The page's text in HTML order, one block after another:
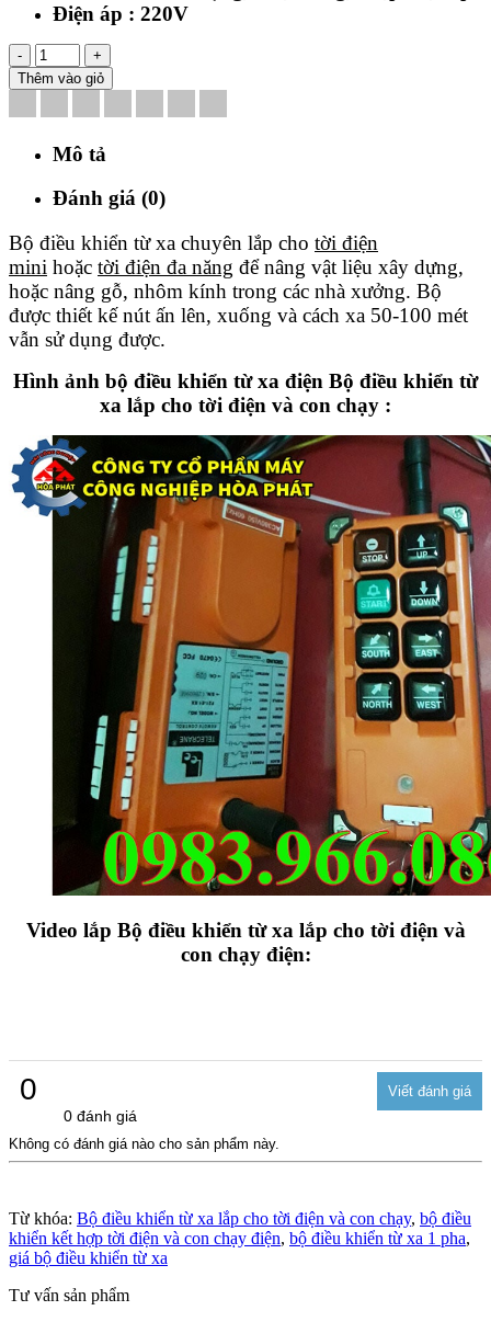
Điện áp : 220V
-
+
Thêm vào giỏ
Mô tả
Đánh giá (0)
Bộ điều khiển từ xa chuyên lắp cho tời điện
mini hoặc tời điện đa năng để nâng vật liệu xây dựng,
hoặc nâng gỗ, nhôm kính trong các nhà xưởng. Bộ
được thiết kế nút ấn lên, xuống và cách xa 50-100 mét
vẫn sử dụng được.
Hình ảnh bộ điều khiển từ xa điện Bộ điều khiển từ
xa lắp cho tời điện và con chạy :
Video lắp Bộ điều khiển từ xa lắp cho tời điện và
con chạy điện:
0
0 đánh giá
Không có đánh giá nào cho sản phẩm này.
Từ khóa: Bộ điều khiển từ xa lắp cho tời điện và con chạy, bộ điều
khiển kết hợp tời điện và con chạy điện, bộ điều khiển từ xa 1 pha,
giá bộ điều khiển từ xa
Tư vấn sản phẩm